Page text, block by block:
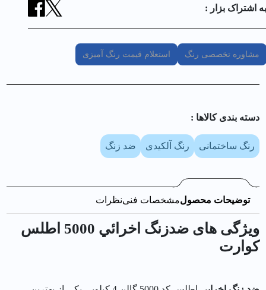
به اشتراک بزار :
مشاوره تخصصی رنگ استعلام قیمت رنگ آمیزی
دسته بندی کالا‌ها :
رنگ ساختمانی رنگ آلکیدی ضد زنگ
توضیحات محصولمشخصات فنینظرات
ویژگی های ضدزنگ اخرائي 5000 اطلس
كوارت